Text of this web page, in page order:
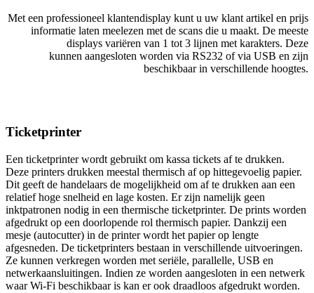
Met een professioneel klantendisplay kunt u uw klant artikel en prijs
informatie laten meelezen met de scans die u maakt. De meeste
displays variëren van 1 tot 3 lijnen met karakters. Deze
kunnen aangesloten worden via RS232 of via USB en zijn
beschikbaar in verschillende hoogtes.
Ticketprinter
Een ticketprinter wordt gebruikt om kassa tickets af te drukken.
Deze printers drukken meestal thermisch af op hittegevoelig papier.
Dit geeft de handelaars de mogelijkheid om af te drukken aan een
relatief hoge snelheid en lage kosten. Er zijn namelijk geen
inktpatronen nodig in een thermische ticketprinter. De prints worden
afgedrukt op een doorlopende rol thermisch papier. Dankzij een
mesje (autocutter) in de printer wordt het papier op lengte
afgesneden. De ticketprinters bestaan in verschillende uitvoeringen.
Ze kunnen verkregen worden met seriële, parallelle, USB en
netwerkaansluitingen. Indien ze worden aangesloten in een netwerk
waar Wi-Fi beschikbaar is kan er ook draadloos afgedrukt worden.